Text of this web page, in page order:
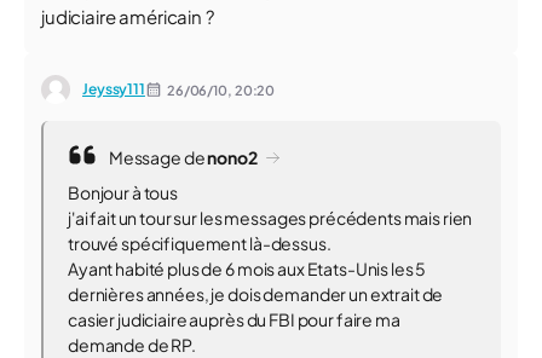
judiciaire américain ?
Jeyssy111 26/06/10, 20:20
Message denono2
Bonjour à tous
j'ai fait un tour sur les messages précédents mais rien
trouvé spécifiquement là-dessus.
Ayant habité plus de 6 mois aux Etats-Unis les 5
dernières années, je dois demander un extrait de
casier judiciaire auprès du FBI pour faire ma
demande de RP.